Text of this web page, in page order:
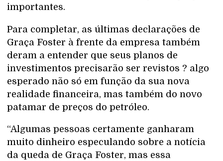
importantes.
Para completar, as últimas declarações de
Graça Foster à frente da empresa também
deram a entender que seus planos de
investimentos precisarão ser revistos ? algo
esperado não só em função da sua nova
realidade financeira, mas também do novo
patamar de preços do petróleo.
“Algumas pessoas certamente ganharam
muito dinheiro especulando sobre a notícia
da queda de Graça Foster, mas essa